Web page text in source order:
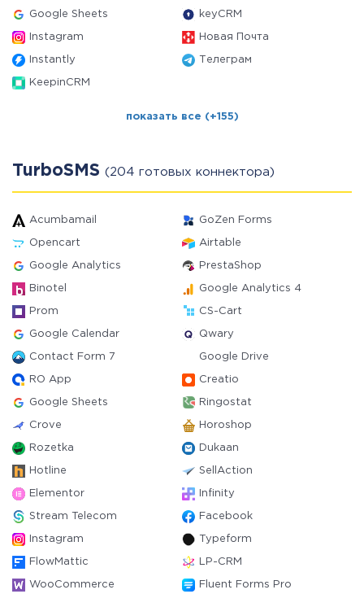
Google Sheets keyCRM
Instagram Новая Почта
Instantly Телеграм
KeepinCRM
показать все (+155)
TurboSMS (204 готовых коннектора)
Acumbamail GoZen Forms
Opencart Airtable
Google Analytics PrestaShop
Binotel Google Analytics 4
Prom CS-Cart
Google Calendar Qwary
Contact Form 7 Google Drive
RO App Creatio
Google Sheets Ringostat
Crove Horoshop
Rozetka Dukaan
Hotline SellAction
Elementor Infinity
Stream Telecom Facebook
Instagram Typeform
FlowMattic LP-CRM
WooCommerce Fluent Forms Pro